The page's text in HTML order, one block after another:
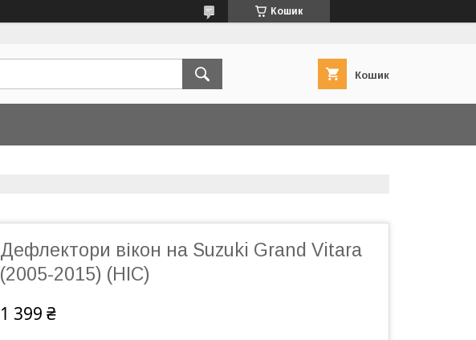
Кошик
Кошик
Дефлектори вікон на Suzuki Grand Vitara
(2005-2015) (HIC)
1 399 ₴